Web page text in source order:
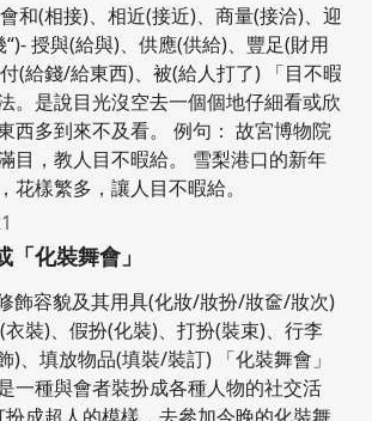
和(相接)、相近(接近)、商量(接洽)、迎
“)- 授與(給與)、供應(供給)、豐足(財用
(給錢/給東西)、被(給人打了) 「目不暇
。是說目光沒空去一個個地仔細看或欣
西多到來不及看。 例句： 故宮博物院
目，教人目不暇給。 雪梨港口的新年
花樣繁多，讓人目不暇給。
「化裝舞會」
飾容貌及其用具(化妝/妝扮/妝奩/妝次)
裝)、假扮(化裝)、打扮(裝束)、行李
)、填放物品(填裝/裝訂) 「化裝舞會」
一種與會者裝扮成各種人物的社交活